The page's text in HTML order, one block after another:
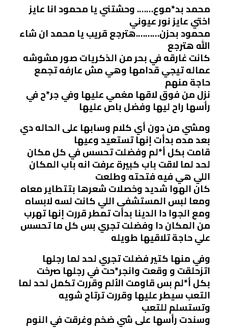
محمد بد*موع……. وحشتني يا محمود انا عايز
اختي عايز نور عيوني
محمود بحزن……….هترجع قريب يا محمد ان شاء
الله هترجع
كانت غارقه في بحر من الذكريات صور مشوشه
عماله تيجي قدامها وهي مش عارفه تجمع
حاجة منهم
نزل من فوق لاقها مغمي عليها وفي جر*ح في
رأسها راح ليها وفضل باص عليها
ومشي من دون أي كلام وسابها على الحاله دي
بعد مده بدأت إنها تستعيد وعيها
قامت بكل أ*لم وفضلت تحسس في كل مكان
لحد لما لاقت باب كبيرة عرفت انه باب المكان
اللي هي فيه فتحته وطلعت
كان الهوا شديد وخصلات شعرها بتتطاير معاه
ومعا لبس المستشفى اللي كانت لسه لابساه
ومع الجوا دا الدينا بدأت تمطر قررت إنها تهرب
من المكان دا وفضلت تجري بس كل ما تحسس
علي حاجة تلاقيها طويله
وفي منها كتير فضلت تجري لحد لما رجلها
اتزحلقت و وقعت وانجر*حت في رجلها صرخت
بكل أ*لم بس قاومت الألم وقررت تكمل لحد لما
التعب سيطر عليها وقررت ترتاح شويه
وتستسلم للتعب
وسندت رأسها على شي ضخم وغرقت في النوم